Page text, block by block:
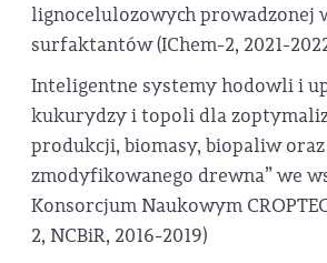
lignocelulozowych prowadzonej
surfaktantów (IChem-2, 2021-
Inteligentne systemy hodowli i
kukurydzy i topoli dla
produkcji, biomasy, biopaliw oraz
zmodyfikowanego drewna” we
Konsorcjum Naukowym
2, NCBiR, 2016-2019)